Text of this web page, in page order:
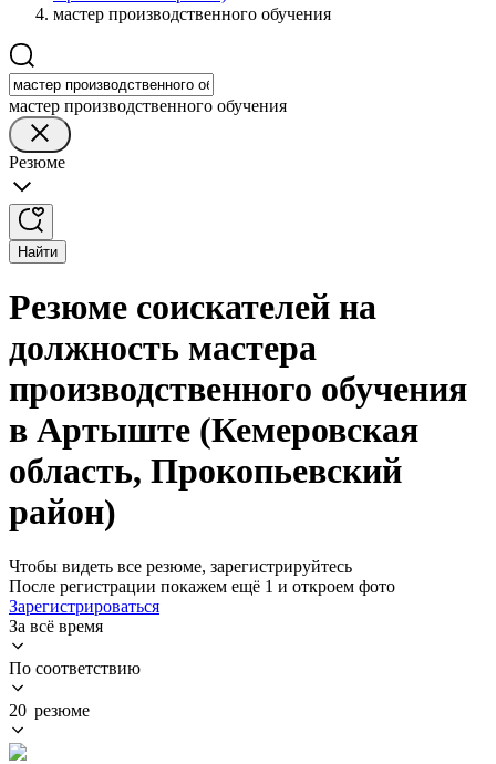
мастер производственного обучения
мастер производственного обучения
Резюме
Найти
Резюме соискателей на
должность мастера
производственного обучения
в Артыште (Кемеровская
область, Прокопьевский
район)
Чтобы видеть все резюме, зарегистрируйтесь
После регистрации покажем ещё 1 и откроем фото
Зарегистрироваться
За всё время
По соответствию
20 резюме